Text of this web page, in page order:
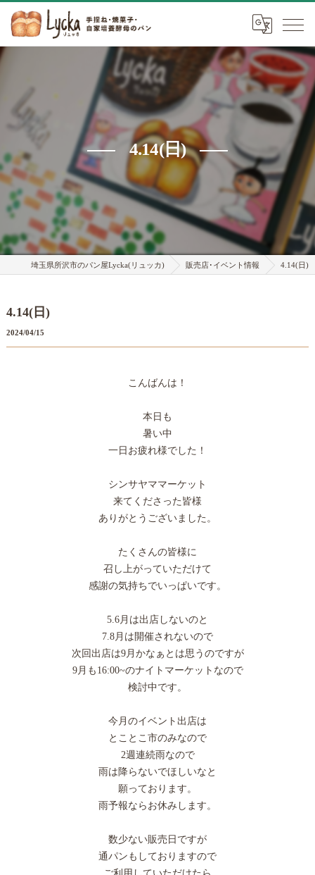
4.14(日)
埼玉県所沢市のパン屋Lycka(リュッカ) 販売店･イベント情報 4.14(日)
4.14(日)
2024/04/15
こんばんは！
本日も
暑い中
一日お疲れ様でした！
シンサヤママーケット
来てくださった皆様
ありがとうございました。
たくさんの皆様に
召し上がっていただけて
感謝の気持ちでいっぱいです。
5.6月は出店しないのと
7.8月は開催されないので
次回出店は9月かなぁとは思うのですが
9月も16:00~のナイトマーケットなので
検討中です。
今月のイベント出店は
とことこ市のみなので
2週連続雨なので
雨は降らないでほしいなと
願っております。
雨予報ならお休みします。
数少ない販売日ですが
通パンもしておりますので